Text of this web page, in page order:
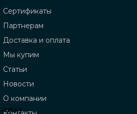
Сертификаты
Партнерам
Доставка и оплата
Мы купим
Статьи
Новости
О компании